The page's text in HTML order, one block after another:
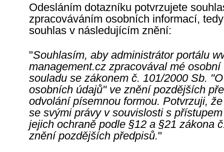
Odesláním dotazníku potvrzujete
zpracováváním osobních informací,
souhlas v následujícím znění:
"Souhlasím, aby administrátor portálu
management.cz zpracovával mé osobní
souladu se zákonem č. 101/2000 Sb.
osobních údajů" ve znění pozdějších
odvolání písemnou formou. Potvrzuji,
se svými právy v souvislosti s
jejich ochraně podle §12 a §21 zákona
znění pozdějších předpisů."